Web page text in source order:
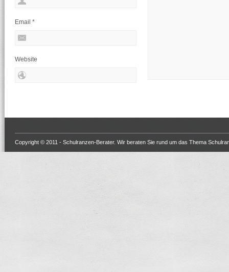
Email *
Website
Copyright © 2011 - Schulranzen-Berater. Wir beraten Sie rund um das Thema